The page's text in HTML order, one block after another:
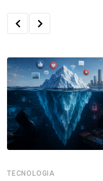
TECNOLOGIA